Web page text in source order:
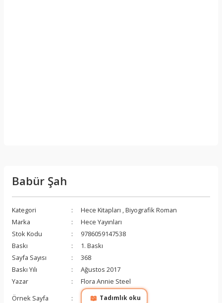
Babür Şah
Kategori Hece Kitapları ,Biyografik Roman
Marka
Hece Yayınları
Stok Kodu
9786059147538
Baskı
1. Baskı
Sayfa Sayısı
368
Baskı Yılı
Ağustos 2017
Yazar
Flora Annie Steel
Örnek Sayfa
📖 Tadımlık oku